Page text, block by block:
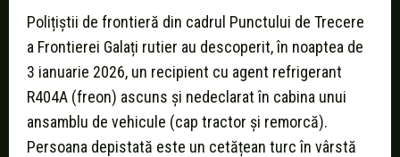
Polițiștii de frontieră din cadrul Punctului de Trecere
a Frontierei Galați rutier au descoperit, în noaptea de
3 ianuarie 2026, un recipient cu agent refrigerant
R404A (freon) ascuns și nedeclarat în cabina unui
ansamblu de vehicule (cap tractor și remorcă).
Persoana depistată este un cetățean turc în vârstă